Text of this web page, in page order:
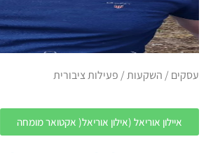
עסקים / השקעות / פעילות ציבורית
איילון אוריאל (אילון אוריאל( אקטואר מומחה